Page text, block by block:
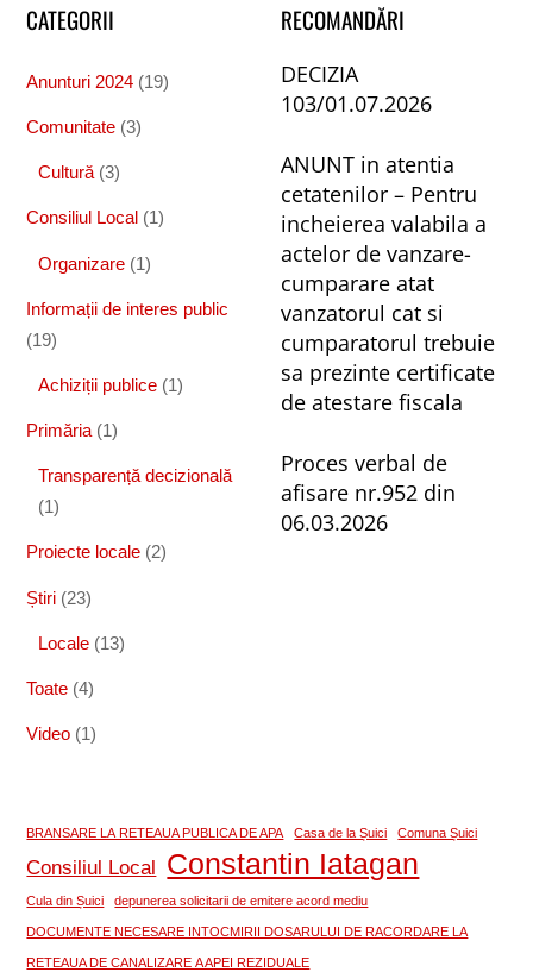
CATEGORII
Anunturi 2024 (19)
Comunitate (3)
Cultură (3)
Consiliul Local (1)
Organizare (1)
Informații de interes public
(19)
Achiziții publice (1)
Primăria (1)
Transparență decizională
(1)
Proiecte locale (2)
Știri (23)
Locale (13)
Toate (4)
Video (1)
RECOMANDĂRI
DECIZIA
103/01.07.2026
ANUNT in atentia
cetatenilor – Pentru
incheierea valabila a
actelor de vanzare-
cumparare atat
vanzatorul cat si
cumparatorul trebuie
sa prezinte certificate
de atestare fiscala
Proces verbal de
afisare nr.952 din
06.03.2026
BRANSARE LA RETEAUA PUBLICA DE APA Casa de la Șuici Comuna Șuici
Consiliul Local Constantin Iatagan
Cula din Șuici depunerea solicitarii de emitere acord mediu
DOCUMENTE NECESARE INTOCMIRII DOSARULUI DE RACORDARE LA
RETEAUA DE CANALIZARE A APEI REZIDUALE